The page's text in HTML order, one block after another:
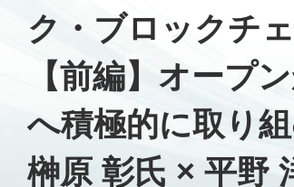
ク・ブロックチ
【前編】オープ
へ積極的に取り
榊原 彰氏 × 平野